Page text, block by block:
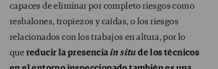
capaces de eliminar por completo riesgos como
resbalones, tropiezos y caídas, o los riesgos
relacionados con los trabajos en altura, por lo
que reducir la presenciain situ de los técnicos